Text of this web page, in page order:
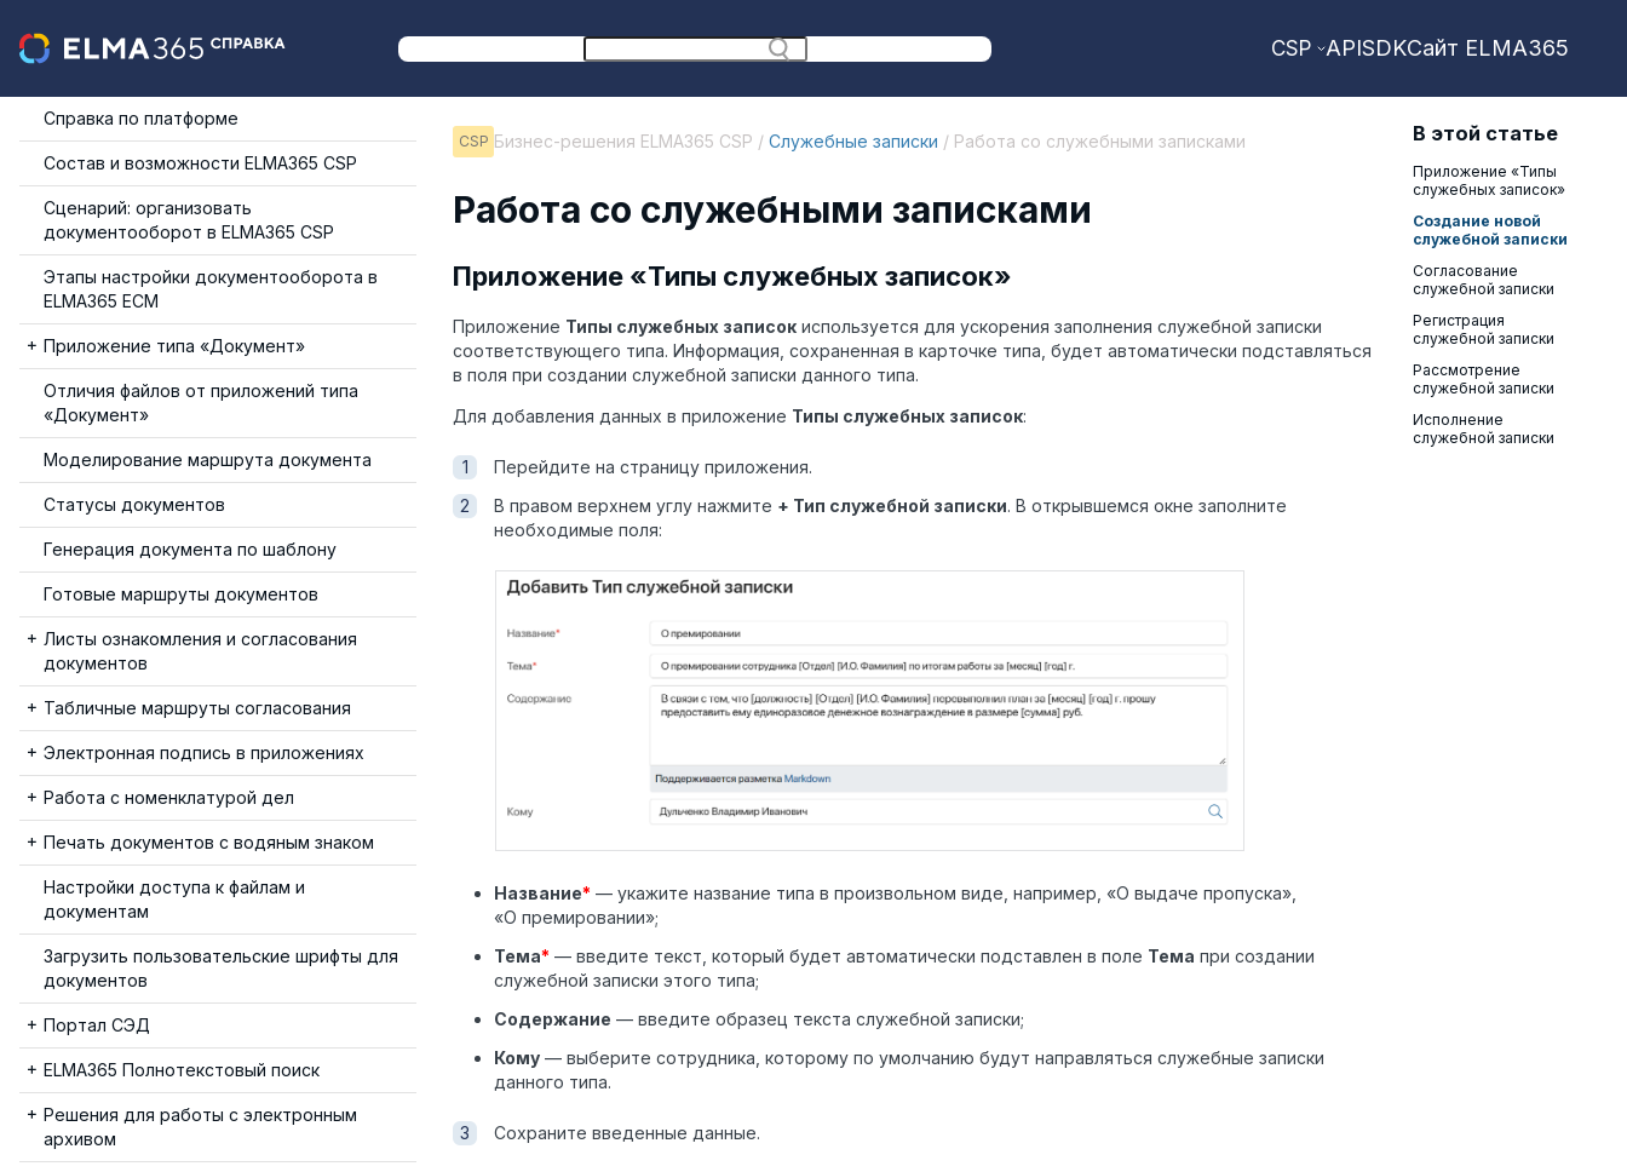
CSP APISDKСайт ELMA365
Справка по платформе
Состав и возможности ELMA365 CSP
Сценарий: организовать
документооборот в ELMA365 CSP
Этапы настройки документооборота в
ELMA365 ECM
Приложение типа «Документ»
Отличия файлов от приложений типа
«Документ»
Моделирование маршрута документа
Статусы документов
Генерация документа по шаблону
Готовые маршруты документов
Листы ознакомления и согласования
документов
Табличные маршруты согласования
Электронная подпись в приложениях
Работа с номенклатурой дел
Печать документов с водяным знаком
Настройки доступа к файлам и
документам
Загрузить пользовательские шрифты для
документов
Портал СЭД
ELMA365 Полнотекстовый поиск
Решения для работы с электронным
архивом
CSP Бизнес-решения ELMA365 CSP / Служебные записки / Работа со служебными записками
Работа со служебными записками
Приложение «Типы служебных записок»
Приложение Типы служебных записок используется для ускорения заполнения служебной записки
соответствующего типа. Информация, сохраненная в карточке типа, будет автоматически подставляться
в поля при создании служебной записки данного типа.
Для добавления данных в приложение Типы служебных записок:
Перейдите на страницу приложения.
В правом верхнем углу нажмите + Тип служебной записки. В открывшемся окне заполните
необходимые поля:
Название* — укажите название типа в произвольном виде, например, «О выдаче пропуска»,
«О премировании»;
Тема* — введите текст, который будет автоматически подставлен в поле Тема при создании
служебной записки этого типа;
Содержание — введите образец текста служебной записки;
Кому — выберите сотрудника, которому по умолчанию будут направляться служебные записки
данного типа.
Сохраните введенные данные.
В этой статье
Приложение «Типы
служебных записок»
Создание новой
служебной записки
Согласование
служебной записки
Регистрация
служебной записки
Рассмотрение
служебной записки
Исполнение
служебной записки